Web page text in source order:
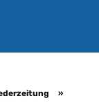
»